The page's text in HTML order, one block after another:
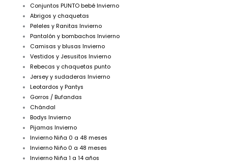
Conjuntos PUNTO bebé Invierno
Abrigos y chaquetas
Peleles y Ranitas Invierno
Pantalón y bombachos Invierno
Camisas y blusas Invierno
Vestidos y Jesusitos Invierno
Rebecas y chaquetas punto
Jersey y sudaderas Invierno
Leotardos y Pantys
Gorros / Bufandas
Chándal
Bodys Invierno
Pijamas Invierno
Invierno Niña 0 a 48 meses
Invierno Niño 0 a 48 meses
Invierno Niña 1 a 14 años